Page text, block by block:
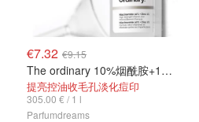
€7.32 €9.15
The ordinary 10%烟酰胺+1%锌 30ml
提亮控油收毛孔淡化痘印
305.00 € / 1 l
Parfumdreams